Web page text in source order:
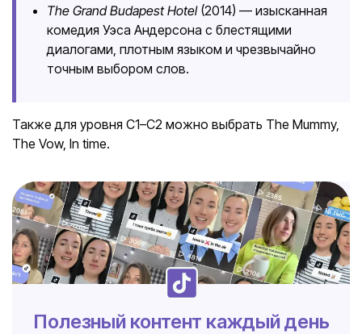
The Grand Budapest Hotel(2014) — изысканная
комедия Уэса Андерсона с блестящими
диалогами, плотным языком и чрезвычайно
точным выбором слов.
Также для уровня C1–C2 можно выбрать The Mummy,
The Vow, In time.
Полезный контент каждый день